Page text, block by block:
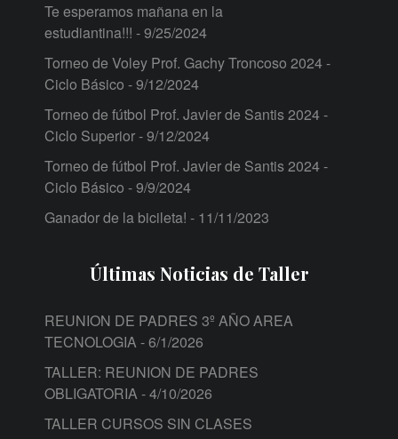
Te esperamos mañana en la
estudiantina!!! - 9/25/2024
Torneo de Voley Prof. Gachy Troncoso 2024 -
Ciclo Básico - 9/12/2024
Torneo de fútbol Prof. Javier de Santis 2024 -
Ciclo Superior- 9/12/2024
Torneo de fútbol Prof. Javier de Santis 2024 -
Ciclo Básico - 9/9/2024
Ganador de la bicileta! - 11/11/2023
Últimas Noticias de Taller
REUNION DE PADRES 3º AÑO AREA
TECNOLOGIA- 6/1/2026
TALLER: REUNION DE PADRES
OBLIGATORIA- 4/10/2026
TALLER CURSOS SIN CLASES